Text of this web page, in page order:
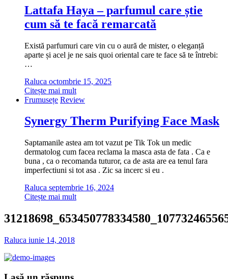
Lattafa Haya – parfumul care știe
cum să te facă remarcată
Există parfumuri care vin cu o aură de mister, o eleganță
aparte și acel je ne sais quoi oriental care te face să te întrebi:
…
Raluca octombrie 15, 2025
Citește mai mult
Frumusețe Review
Synergy Therm Purifying Face Mask
Saptamanile astea am tot vazut pe Tik Tok un medic
dermatolog cum facea reclama la masca asta de fata . Ca e
buna , ca o recomanda tuturor, ca de asta are ea tenul fara
imperfectiuni si tot asa . Zic sa incerc si eu .
Raluca septembrie 16, 2024
Citește mai mult
Raluca iunie 14, 2018